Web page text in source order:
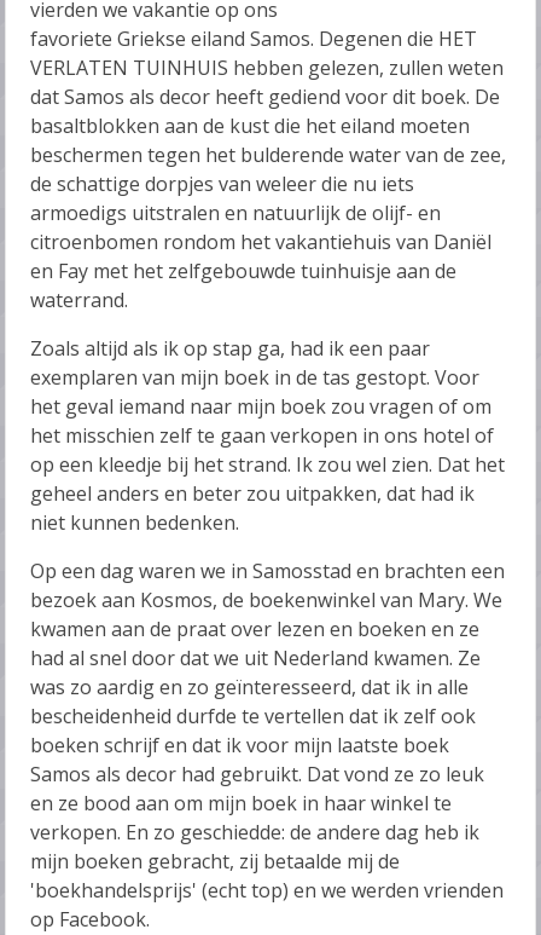
vierden we vakantie op ons
favoriete Griekse eiland Samos. Degenen die HET
VERLATEN TUINHUIS hebben gelezen, zullen weten
dat Samos als decor heeft gediend voor dit boek. De
basaltblokken aan de kust die het eiland moeten
beschermen tegen het bulderende water van de zee,
de schattige dorpjes van weleer die nu iets
armoedigs uitstralen en natuurlijk de olijf- en
citroenbomen rondom het vakantiehuis van Daniël
en Fay met het zelfgebouwde tuinhuisje aan de
waterrand.
Zoals altijd als ik op stap ga, had ik een paar
exemplaren van mijn boek in de tas gestopt. Voor
het geval iemand naar mijn boek zou vragen of om
het misschien zelf te gaan verkopen in ons hotel of
op een kleedje bij het strand. Ik zou wel zien. Dat het
geheel anders en beter zou uitpakken, dat had ik
niet kunnen bedenken.
Op een dag waren we in Samosstad en brachten een
bezoek aan Kosmos, de boekenwinkel van Mary. We
kwamen aan de praat over lezen en boeken en ze
had al snel door dat we uit Nederland kwamen. Ze
was zo aardig en zo geïnteresseerd, dat ik in alle
bescheidenheid durfde te vertellen dat ik zelf ook
boeken schrijf en dat ik voor mijn laatste boek
Samos als decor had gebruikt. Dat vond ze zo leuk
en ze bood aan om mijn boek in haar winkel te
verkopen. En zo geschiedde: de andere dag heb ik
mijn boeken gebracht, zij betaalde mij de
'boekhandelsprijs' (echt top) en we werden vrienden
op Facebook.